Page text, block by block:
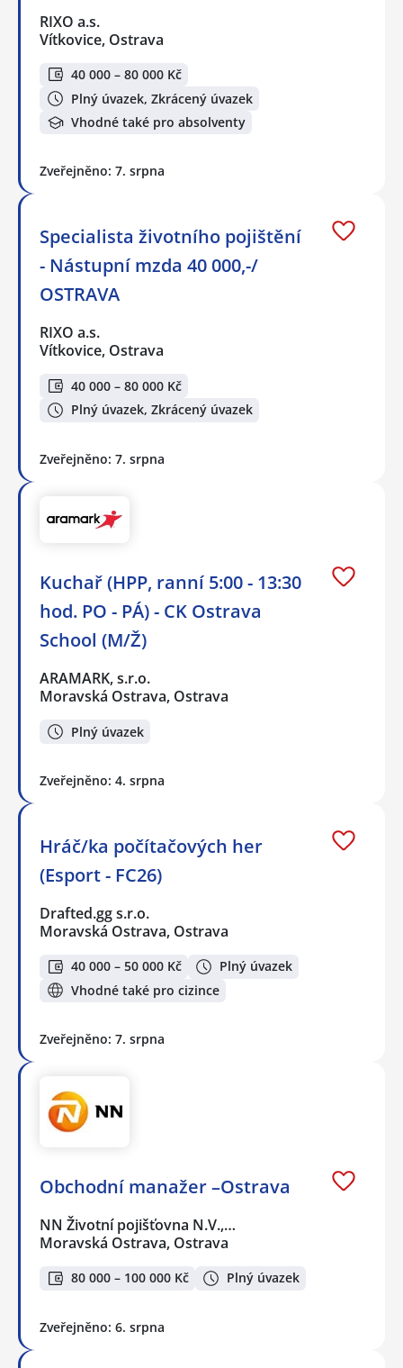
RIXO a.s.
Vítkovice, Ostrava
40 000 – 80 000 Kč
Plný úvazek, Zkrácený úvazek
Vhodné také pro absolventy
Zveřejněno: 7. srpna
Specialista životního pojištění
- Nástupní mzda 40 000,-/
OSTRAVA
RIXO a.s.
Vítkovice, Ostrava
40 000 – 80 000 Kč
Plný úvazek, Zkrácený úvazek
Zveřejněno: 7. srpna
Kuchař (HPP, ranní 5:00 - 13:30
hod. PO - PÁ) - CK Ostrava
School (M/Ž)
ARAMARK, s.r.o.
Moravská Ostrava, Ostrava
Plný úvazek
Zveřejněno: 4. srpna
Hráč/ka počítačových her
(Esport - FC26)
Drafted.gg s.r.o.
Moravská Ostrava, Ostrava
40 000 – 50 000 Kč
Plný úvazek
Vhodné také pro cizince
Zveřejněno: 7. srpna
Obchodní manažer –Ostrava
NN Životní pojišťovna N.V.,…
Moravská Ostrava, Ostrava
80 000 – 100 000 Kč Plný úvazek
Zveřejněno: 6. srpna